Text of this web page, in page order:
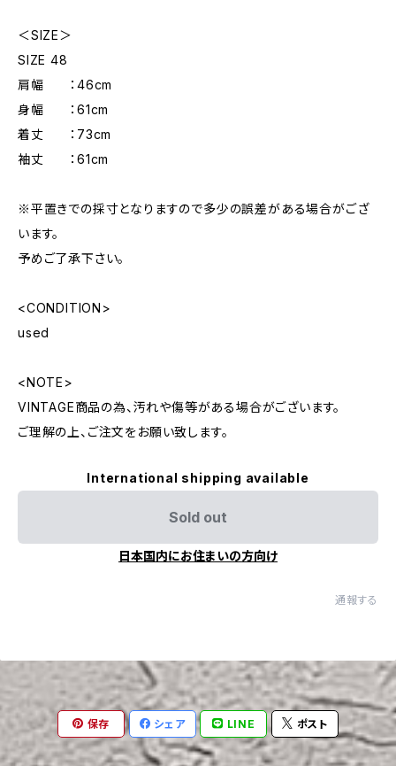
＜SIZE＞
SIZE 48
肩幅 ：46cm
身幅 ：61cm
着丈 ：73cm
袖丈 ：61cm
※平置きでの採寸となりますので多少の誤差がある場合がござ
います。
予めご了承下さい。
<CONDITION>
used
<NOTE>
VINTAGE商品の為、汚れや傷等がある場合がございます。
ご理解の上、ご注文をお願い致します。
International shipping available
Sold out
日本国内にお住まいの方向け
通報する
保存 シェア LINE ポスト